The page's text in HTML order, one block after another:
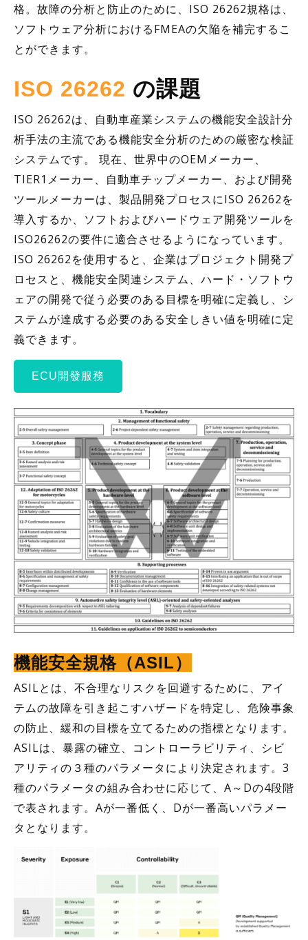
格。故障の分析と防止のために、ISO 26262規格は、
ソフトウェア分析におけるFMEAの欠陥を補完するこ
とができます。
ISO 26262 の課題
ISO 26262は、自動車産業システムの機能安全設計分
析手法の主流である機能安全分析のための厳密な検証
システムです。 現在、世界中のOEM メーカー、
TIER1 メーカー、自動車チップメーカー、および開発
ツールメーカーは、製品開発プロセスにISO 26262を
導入するか、ソフトおよびハードウェア開発ツールを
ISO26262の要件に適合させるようになっています。
ISO 26262を使用すると、企業はプロジェクト開発プ
ロセスと、機能安全関連システム、ハード・ソフトウ
ェアの開発で従う必要のある目標を明確に定義し、シ
ステムが達成する必要のある安全しきい値を明確に定
義できます。
ECU開發服務
機能安全規格（ASIL）
ASILとは、不合理なリスクを回避するために、アイ
テムの故障を引き起こすハザードを特定し、危険事象
の防止、緩和の目標を立てるための指標となります。
ASILは、暴露の確立、コントローラビリティ、シビ
アリティの３種のパラメータにより決定されます。3
種のパラメータの組み合わせに応じて、A～Dの4段階
で表されます。Aが一番低く、Dが一番高いパラメー
タとなります。